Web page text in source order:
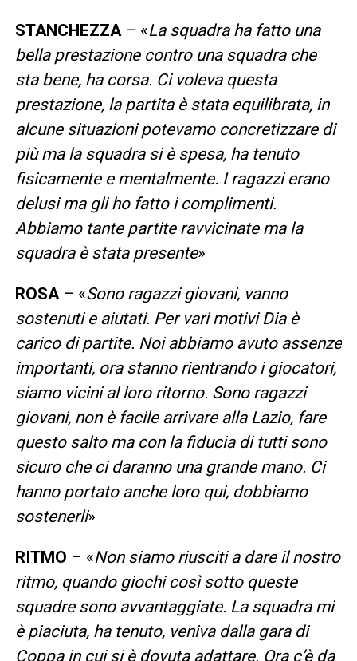
STANCHEZZA– «La squadra ha fatto una
bella prestazione contro una squadra che
sta bene, ha corsa. Ci voleva questa
prestazione, la partita è stata equilibrata, in
alcune situazioni potevamo concretizzare di
più ma la squadra si è spesa, ha tenuto
fisicamente e mentalmente. I ragazzi erano
delusi ma gli ho fatto i complimenti.
Abbiamo tante partite ravvicinate ma la
squadra è stata presente»
ROSA– «Sono ragazzi giovani, vanno
sostenuti e aiutati. Per vari motivi Dia è
carico di partite. Noi abbiamo avuto assenze
importanti, ora stanno rientrando i giocatori,
siamo vicini al loro ritorno. Sono ragazzi
giovani, non è facile arrivare alla Lazio, fare
questo salto ma con la fiducia di tutti sono
sicuro che ci daranno una grande mano. Ci
hanno portato anche loro qui, dobbiamo
sostenerli»
RITMO – «Non siamo riusciti a dare il nostro
ritmo, quando giochi così sotto queste
squadre sono avvantaggiate. La squadra mi
è piaciuta, ha tenuto, veniva dalla gara di
Coppa in cui si è dovuta adattare. Ora c’è da